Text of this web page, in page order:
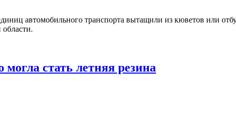
автомобильного транспорта вытащили из кюветов или
стать летняя резина